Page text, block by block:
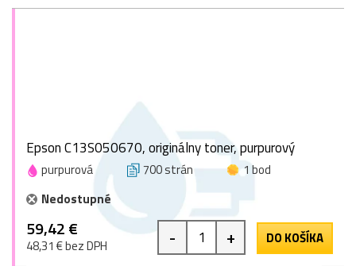
Epson C13S050670, originálny toner, purpurový
purpurová 700 strán
1 bod
Nedostupné
59,42 €
48,31 € bez DPH - + DO KOŠÍKA